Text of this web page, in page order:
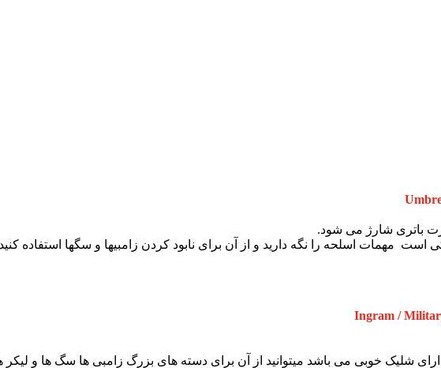
باتری شارژ می شود.
است مهمات اسلحه را نگه دارید و از آن برای نابود کردن زامبیها و سگها استفاده
Ingram /
شلیک خوبی می باشد میتوانید از آن برای دسته های بزرگ زامبی ها سگ ها و لیکر